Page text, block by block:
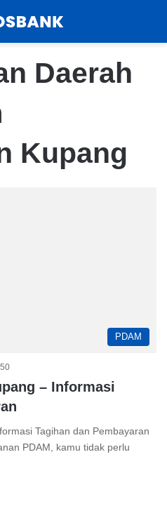
Daerah
Kupang
PDAM
– Informasi
Tagihan dan Pembayaran
PDAM, kamu tidak perlu